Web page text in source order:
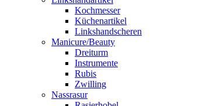
Kochmesser
Küchenartikel
Linkshandscheren
Manicure/Beauty
Dreiturm
Instrumente
Rubis
Zwilling
Nassrasur